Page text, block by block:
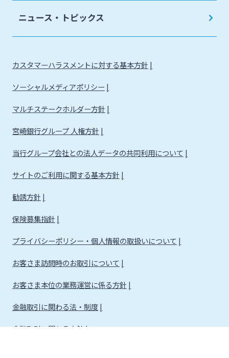
ニュース・トピックス
カスタマーハラスメントに対する基本方針
ソーシャルメディアポリシー
マルチステークホルダー方針
宮崎銀行グループ 人権方針
当行グループ会社との法人データの共同利用について
サイトのご利用に関する基本方針
勧誘方針
保険募集指針
プライバシーポリシー・個人情報の取扱いについて
お客さま訪問時のお取引について
お客さま本位の業務運営に係る方針
金融取引に関わる法・制度
金融取引に関わる方針